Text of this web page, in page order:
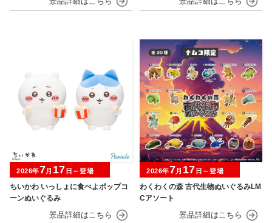
ちいかわ いっしょに食べよポップコ
ーンぬいぐるみ
2026年7月 17 日～登場
わくわくの森 古代生物ぬいぐるみLM
Cアソート
2026年7月 17 日～登場